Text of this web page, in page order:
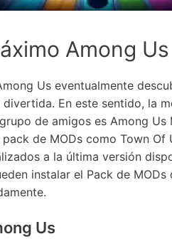
Among
Us eventualmente
En este sentido, la
de amigos es Among Us
de MODs como Town
a la última versión
instalar el Pack de
Us